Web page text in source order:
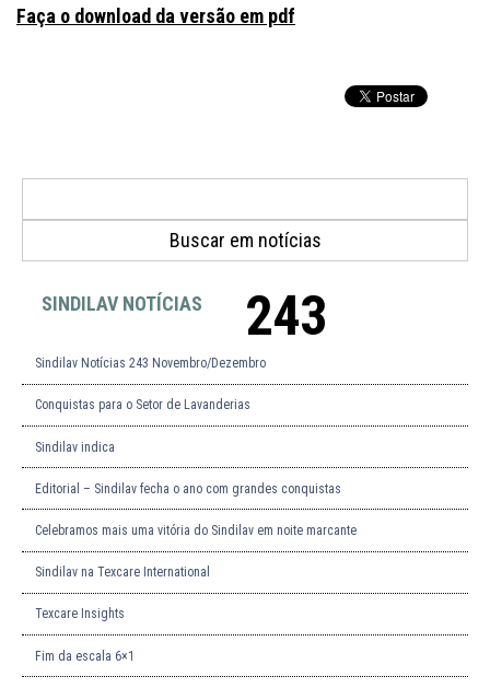
Faça o download da versão em pdf
SINDILAV NOTÍCIAS 243
Sindilav Notícias 243 Novembro/Dezembro
Conquistas para o Setor de Lavanderias
Sindilav indica
Editorial – Sindilav fecha o ano com grandes conquistas
Celebramos mais uma vitória do Sindilav em noite marcante
Sindilav na Texcare International
Texcare Insights
Fim da escala 6×1